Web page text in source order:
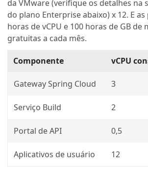
da VMware (verifique os detalhes na
do plano Enterprise abaixo) x 12. E
horas de vCPU e 100 horas de GB de
gratuitas a cada mês.
Componente vCPU
Gateway Spring Cloud 3
Serviço Build 2
Portal de API 0,5
Aplicativos de usuário 12